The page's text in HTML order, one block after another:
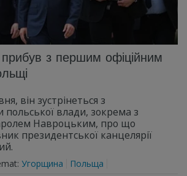
з першим офіційним
він зустрінеться з
влади, зокрема з
Навроцьким, про що
президентської канцелярії
Угорщина Польща